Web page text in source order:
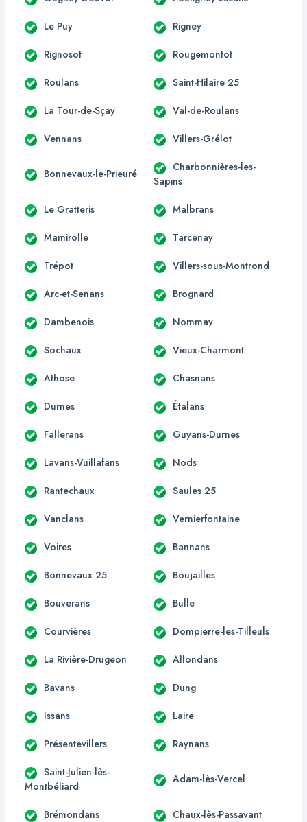
Le Puy Rigney
Rignosot Rougemontot
Roulans Saint-Hilaire 25
La Tour-de-Sçay Val-de-Roulans
Vennans Villers-Grélot
Bonnevaux-le-Prieuré
Charbonnières-les-
Sapins
Le Gratteris Malbrans
Mamirolle Tarcenay
Trépot Villers-sous-Montrond
Arc-et-Senans Brognard
Dambenois Nommay
Sochaux Vieux-Charmont
Athose Chasnans
Durnes Étalans
Fallerans Guyans-Durnes
Lavans-Vuillafans Nods
Rantechaux Saules 25
Vanclans Vernierfontaine
Voires Bannans
Bonnevaux 25 Boujailles
Bouverans Bulle
Courvières Dompierre-les-Tilleuls
La Rivière-Drugeon Allondans
Bavans Dung
Issans Laire
Présentevillers Raynans
Saint-Julien-lès-
Montbéliard
Adam-lès-Vercel
Brémondans Chaux-lès-Passavant